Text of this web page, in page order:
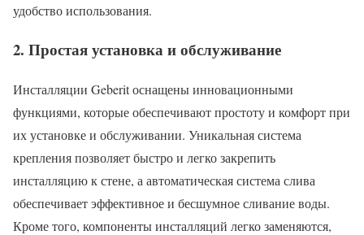
удобство использования.
2. Простая установка и обслуживание
Инсталляции Geberit оснащены инновационными
функциями, которые обеспечивают простоту и комфорт при
их установке и обслуживании. Уникальная система
крепления позволяет быстро и легко закрепить
инсталляцию к стене, а автоматическая система слива
обеспечивает эффективное и бесшумное сливание воды.
Кроме того, компоненты инсталляций легко заменяются,